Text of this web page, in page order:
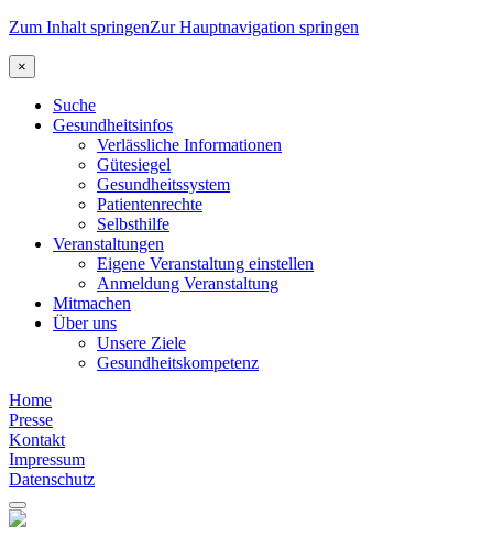
Zum Inhalt springenZur Hauptnavigation springen
×
Suche
Gesundheitsinfos
Verlässliche Informationen
Gütesiegel
Gesundheitssystem
Patientenrechte
Selbsthilfe
Veranstaltungen
Eigene Veranstaltung einstellen
Anmeldung Veranstaltung
Mitmachen
Über uns
Unsere Ziele
Gesundheitskompetenz
Home
Presse
Kontakt
Impressum
Datenschutz